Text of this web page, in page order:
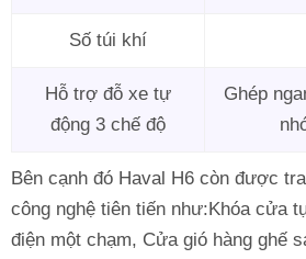
Số túi khí
Hỗ trợ đỗ xe tự
động 3 chế độ
Ghép
Bên cạnh đó Haval H6 còn được
công nghệ tiên tiến như:Khóa cửa
điện một chạm, Cửa gió hàng ghế